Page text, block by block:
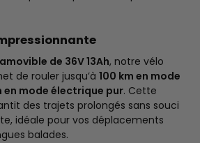
de 36V 13Ah, notre vélo
de rouler jusqu’à 100 km en mode
en mode électrique pur. Cette
des trajets prolongés sans souci
idéale pour vos déplacements
balades.